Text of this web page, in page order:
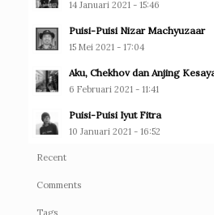
14 Januari 2021 - 15:46
Puisi-Puisi Nizar Machyuzaar
15 Mei 2021 - 17:04
Aku, Chekhov dan Anjing
6 Februari 2021 - 11:41
Puisi-Puisi Iyut Fitra
10 Januari 2021 - 16:52
Recent
Comments